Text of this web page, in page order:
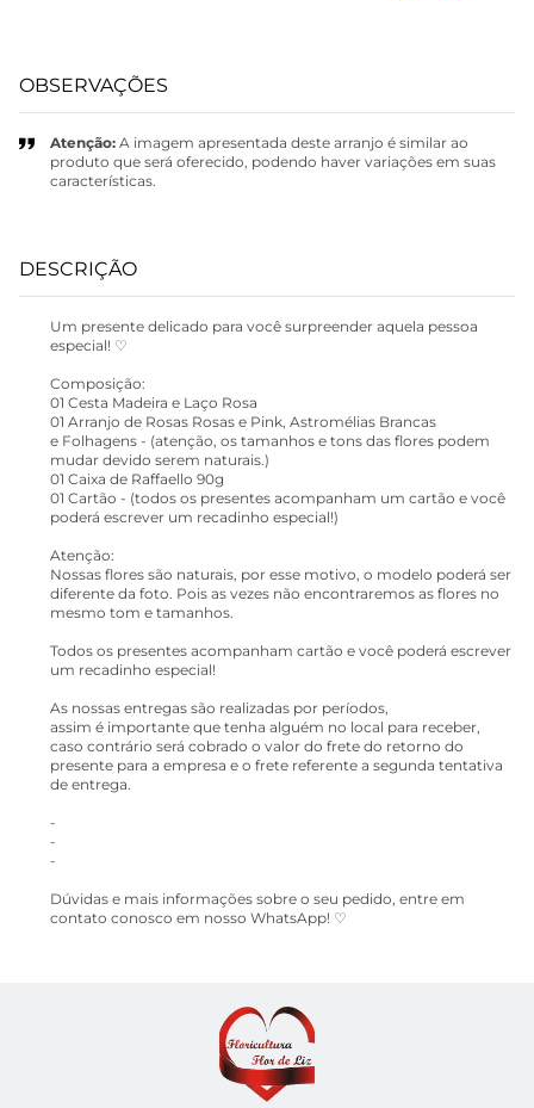
OBSERVAÇÕES
Atenção: A imagem apresentada deste arranjo é similar ao
produto que será oferecido, podendo haver variações em suas
características.
DESCRIÇÃO
Um presente delicado para você surpreender aquela pessoa
especial! ♡
Composição:
01 Cesta Madeira e Laço Rosa
01 Arranjo de Rosas Rosas e Pink, Astromélias Brancas
e Folhagens - (atenção, os tamanhos e tons das flores podem
mudar devido serem naturais.)
01 Caixa de Raffaello 90g
01 Cartão - (todos os presentes acompanham um cartão e você
poderá escrever um recadinho especial!)
Atenção:
Nossas flores são naturais, por esse motivo, o modelo poderá ser
diferente da foto. Pois as vezes não encontraremos as flores no
mesmo tom e tamanhos.
Todos os presentes acompanham cartão e você poderá escrever
um recadinho especial!
As nossas entregas são realizadas por períodos,
assim é importante que tenha alguém no local para receber,
caso contrário será cobrado o valor do frete do retorno do
presente para a empresa e o frete referente a segunda tentativa
de entrega.
-
-
-
Dúvidas e mais informações sobre o seu pedido, entre em
contato conosco em nosso WhatsApp! ♡